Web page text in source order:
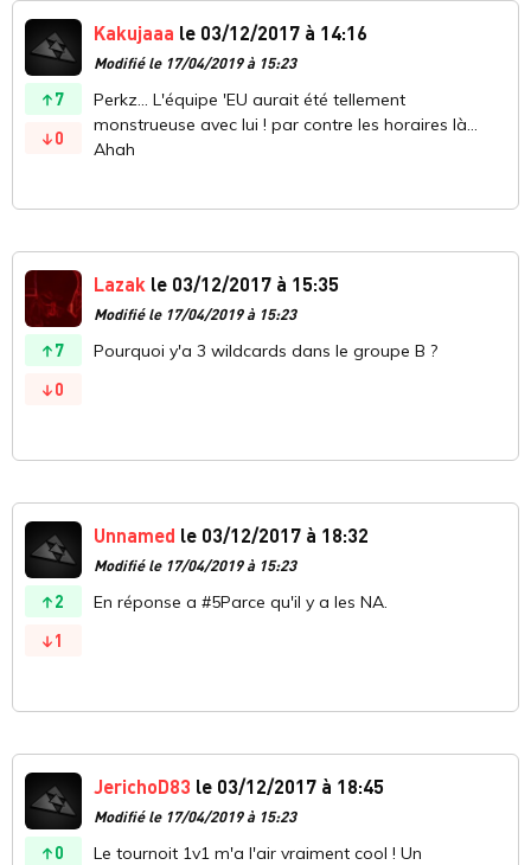
7
0
Kakujaaa le 03/12/2017 à 14:16
Modifié le 17/04/2019 à 15:23
Perkz... L'équipe 'EU aurait été tellement
monstrueuse avec lui ! par contre les horaires là...
Ahah
7
0
Lazak le 03/12/2017 à 15:35
Modifié le 17/04/2019 à 15:23
Pourquoi y'a 3 wildcards dans le groupe B ?
2
1
Unnamed le 03/12/2017 à 18:32
Modifié le 17/04/2019 à 15:23
En réponse a #5Parce qu'il y a les NA.
0
JerichoD83 le 03/12/2017 à 18:45
Modifié le 17/04/2019 à 15:23
Le tournoit 1v1 m'a l'air vraiment cool ! Un